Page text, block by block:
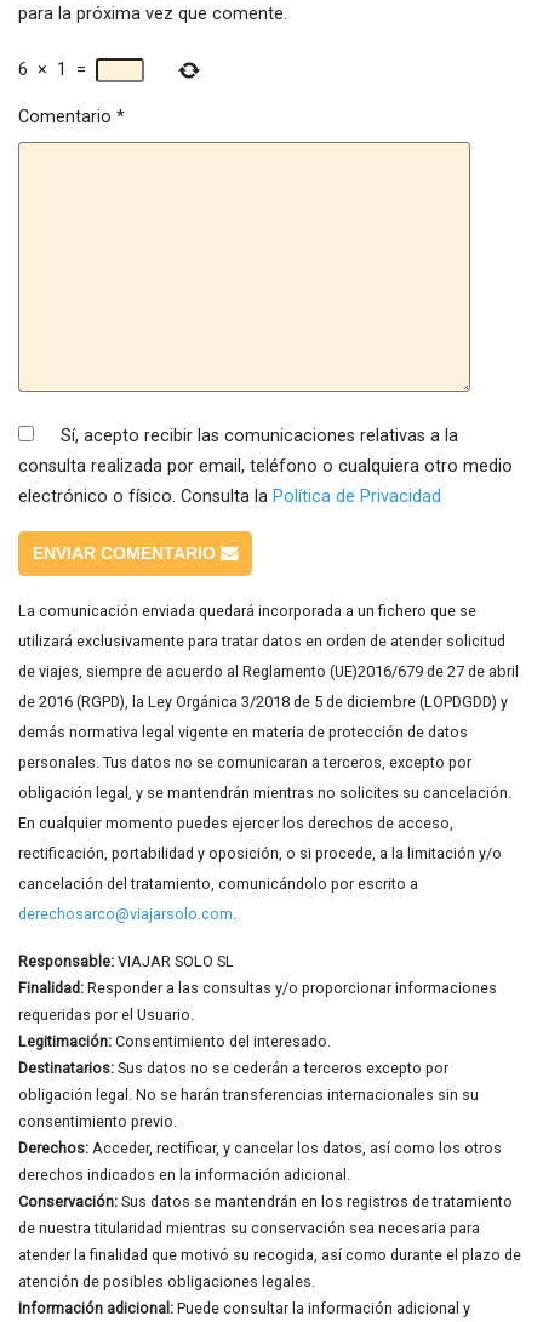
para la próxima vez que comente.
6 × 1 =
Comentario *
Sí, acepto recibir las comunicaciones relativas a la
consulta realizada por email, teléfono o cualquiera otro medio
electrónico o físico. Consulta la Política de Privacidad
ENVIAR COMENTARIO
La comunicación enviada quedará incorporada a un fichero que se
utilizará exclusivamente para tratar datos en orden de atender solicitud
de viajes, siempre de acuerdo al Reglamento (UE)2016/679 de 27 de abril
de 2016 (RGPD), la Ley Orgánica 3/2018 de 5 de diciembre (LOPDGDD) y
demás normativa legal vigente en materia de protección de datos
personales. Tus datos no se comunicaran a terceros, excepto por
obligación legal, y se mantendrán mientras no solicites su cancelación.
En cualquier momento puedes ejercer los derechos de acceso,
rectificación, portabilidad y oposición, o si procede, a la limitación y/o
cancelación del tratamiento, comunicándolo por escrito a
derechosarco@viajarsolo.com.
Responsable: VIAJAR SOLO SL
Finalidad: Responder a las consultas y/o proporcionar informaciones
requeridas por el Usuario.
Legitimación: Consentimiento del interesado.
Destinatarios: Sus datos no se cederán a terceros excepto por
obligación legal. No se harán transferencias internacionales sin su
consentimiento previo.
Derechos: Acceder, rectificar, y cancelar los datos, así como los otros
derechos indicados en la información adicional.
Conservación: Sus datos se mantendrán en los registros de tratamiento
de nuestra titularidad mientras su conservación sea necesaria para
atender la finalidad que motivó su recogida, así como durante el plazo de
atención de posibles obligaciones legales.
Información adicional: Puede consultar la información adicional y